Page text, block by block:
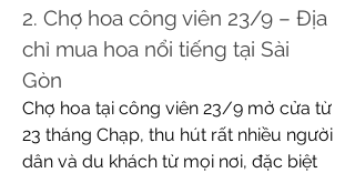
2. Chợ hoa công viên 23/9 – Địa
chỉ mua hoa nổi tiếng tại Sài
Gòn
Chợ hoa tại công viên 23/9 mở cửa từ
23 tháng Chạp, thu hút rất nhiều người
dân và du khách từ mọi nơi, đặc biệt